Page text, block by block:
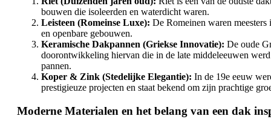
bouwen die isoleerden en waterdicht waren.
Leisteen (Romeinse Luxe): De Romeinen waren
en openbare gebouwen.
Keramische Dakpannen (Griekse Innovatie): De oude
doorontwikkeling hiervan die in de late middeleeuwen
pannen.
Koper & Zink (Stedelijke Elegantie): In de 19e eeuw
prestigieuze projecten en staat bekend om zijn prachtige
Moderne Materialen en het belang van een dak